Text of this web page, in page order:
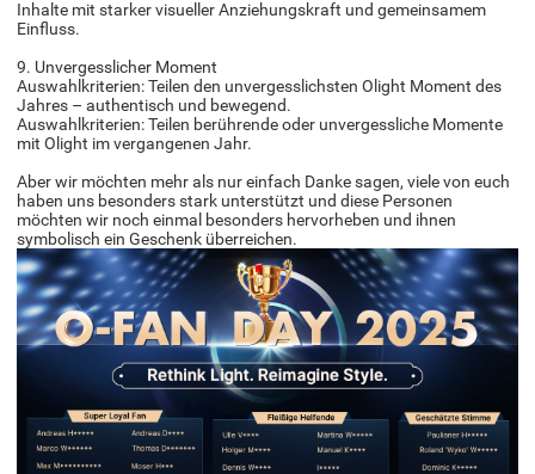
Inhalte mit starker visueller Anziehungskraft und gemeinsamem
Einfluss.
9. Unvergesslicher Moment
Auswahlkriterien: Teilen den unvergesslichsten Olight Moment des
Jahres – authentisch und bewegend.
Auswahlkriterien: Teilen berührende oder unvergessliche Momente
mit Olight im vergangenen Jahr.
Aber wir möchten mehr als nur einfach Danke sagen, viele von euch
haben uns besonders stark unterstützt und diese Personen
möchten wir noch einmal besonders hervorheben und ihnen
symbolisch ein Geschenk überreichen.​​